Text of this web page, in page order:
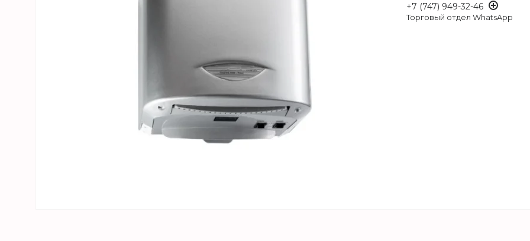
+7 (747) 949-32-46
Торговый отдел WhatsApp